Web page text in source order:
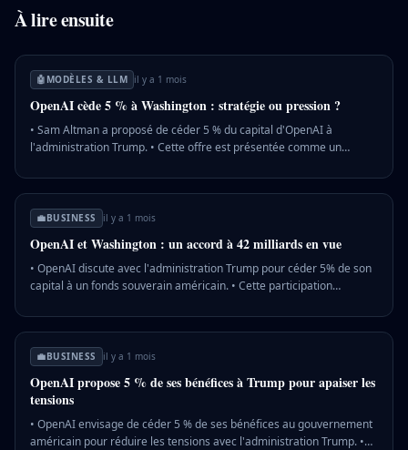
À lire ensuite
🤖 MODÈLES & LLM il y a 1 mois
OpenAI cède 5 % à Washington : stratégie ou pression ?
• Sam Altman a proposé de céder 5 % du capital d'OpenAI à
l'administration Trump. • Cette offre est présentée comme un
La proposition semble répondre à des pressions politiques
croissantes sur OpenAI. 💡 Pourquoi c'est important : Cette initiative
pourrait influencer la régulation et l'orientation future de l'IA aux
publiques.
💼BUSINESS il y a 1 mois
OpenAI et Washington : un accord à 42 milliards en vue
• OpenAI discute avec l'administration Trump pour céder 5% de son
capital à un fonds souverain américain. • Cette participation
la valorisation actuelle d'OpenAI. • Le projet pourrait alléger la
pression politique sur OpenAI et influencer son introduction en
bourse. 💡 Pourquoi c'est important : Un tel accord pourrait redéfinir
avec des implications financières et réglementaires majeures.
💼BUSINESS il y a 1 mois
OpenAI propose 5 % de ses bénéfices à Trump pour apaiser les
tensions
• OpenAI envisage de céder 5 % de ses bénéfices au gouvernement
américain pour réduire les tensions avec l'administration Trump. •